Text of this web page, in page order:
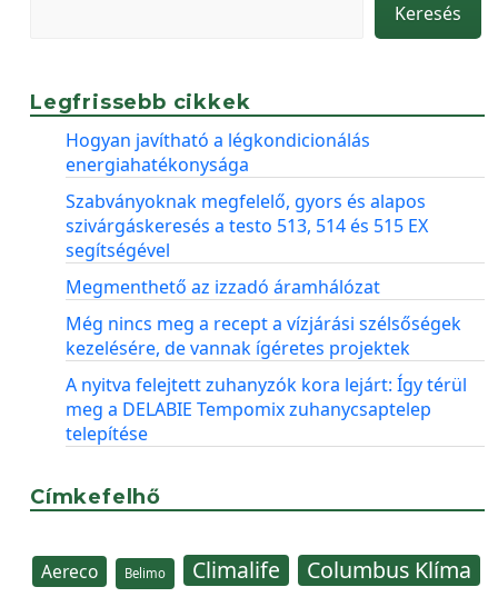
Keresés
Legfrissebb cikkek
Hogyan javítható a légkondicionálás
energiahatékonysága
Szabványoknak megfelelő, gyors és alapos
szivárgáskeresés a testo 513, 514 és 515 EX
segítségével
Megmenthető az izzadó áramhálózat
Még nincs meg a recept a vízjárási szélsőségek
kezelésére, de vannak ígéretes projektek
A nyitva felejtett zuhanyzók kora lejárt: Így térül
meg a DELABIE Tempomix zuhanycsaptelep
telepítése
Címkefelhő
Aereco Belimo Climalife Columbus Klíma